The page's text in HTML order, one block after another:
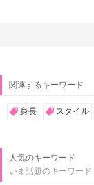
関連するキーワード
身長 スタイル
人気のキーワード
いま話題のキーワード